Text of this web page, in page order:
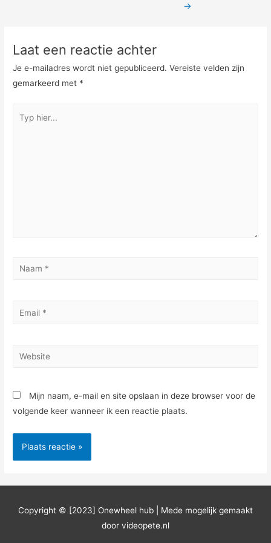
→
Laat een reactie achter
Je e-mailadres wordt niet gepubliceerd. Vereiste velden zijn
gemarkeerd met *
hier...
Naam
Email
Website
Mijn naam, e-mail en site opslaan in deze browser voor de
volgende keer wanneer ik een reactie plaats.
Copyright © [2023] Onewheel hub | Mede mogelijk gemaakt
door videopete.nl